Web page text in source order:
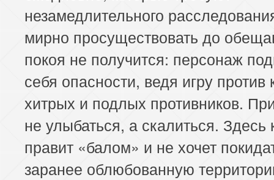
незамедлительного
мирно просуществовать до
покоя не получится: персонаж
себя опасности, ведя игру против
хитрых и подлых противников.
не улыбаться, а скалиться. Здесь
правит «балом» и не хочет
заранее облюбованную